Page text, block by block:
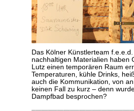
Das Kölner Künstlerteam
nachhaltigen Materialien haben
Lutz einen temporären Raum
Temperaturen, kühle Drinks,
auch die Kommunikation, von
keinen Fall zu kurz – denn
Dampfbad besprochen?